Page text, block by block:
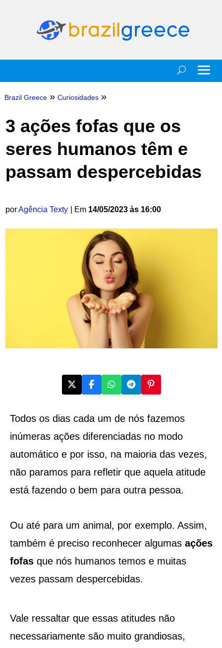
Brazil Greece » Curiosidades »
3 ações fofas que os
seres humanos têm e
passam despercebidas
porAgência Texty | Em 14/05/2023 às 16:00
Todos os dias cada um de nós fazemos
inúmeras ações diferenciadas no modo
automático e por isso, na maioria das vezes,
não paramos para refletir que aquela atitude
está fazendo o bem para outra pessoa.
Ou até para um animal, por exemplo. Assim,
também é preciso reconhecer algumas ações
fofasque nós humanos temos e muitas
vezes passam despercebidas.
Vale ressaltar que essas atitudes não
necessariamente são muito grandiosas,